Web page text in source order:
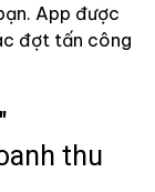
App được
đợt tấn công
thu